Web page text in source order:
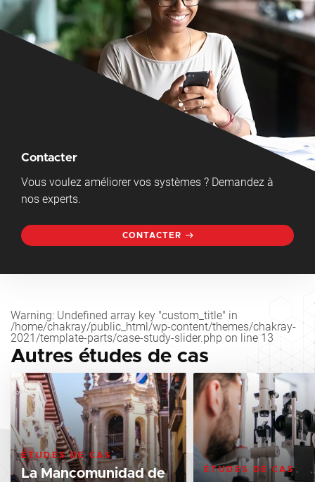
Contacter
Vous voulez améliorer vos systèmes ? Demandez à
nos experts.
CONTACTER
Warning: Undefined array key "custom_title" in
/home/chakray/public_html/wp-content/themes/chakray-
2021/template-parts/case-study-slider.php on line 13
Autres études de cas
ÉTUDES DE CAS
La Mancomunidad de
ÉTUDES DE CAS